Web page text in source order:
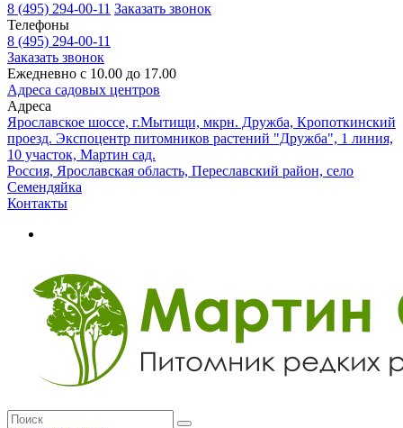
8 (495) 294-00-11 Заказать звонок
Телефоны
8 (495) 294-00-11
Заказать звонок
Ежедневно с 10.00 до 17.00
Адреса садовых центров
Адреса
Ярославское шоссе, г.Мытищи, мкрн. Дружба, Кропоткинский
проезд. Экспоцентр питомников растений "Дружба", 1 линия,
10 участок, Мартин сад.
Россия, Ярославская область, Переславский район, село
Семендяйка
Контакты